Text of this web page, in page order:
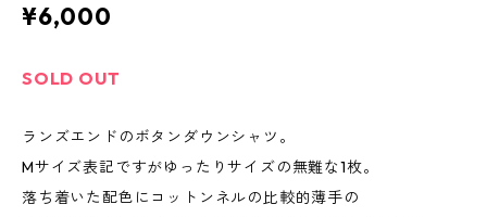
¥6,000
SOLD OUT
ランズエンドのボタンダウンシャツ。
Mサイズ表記ですがゆったりサイズの無難な1枚。
落ち着いた配色にコットンネルの比較的薄手の